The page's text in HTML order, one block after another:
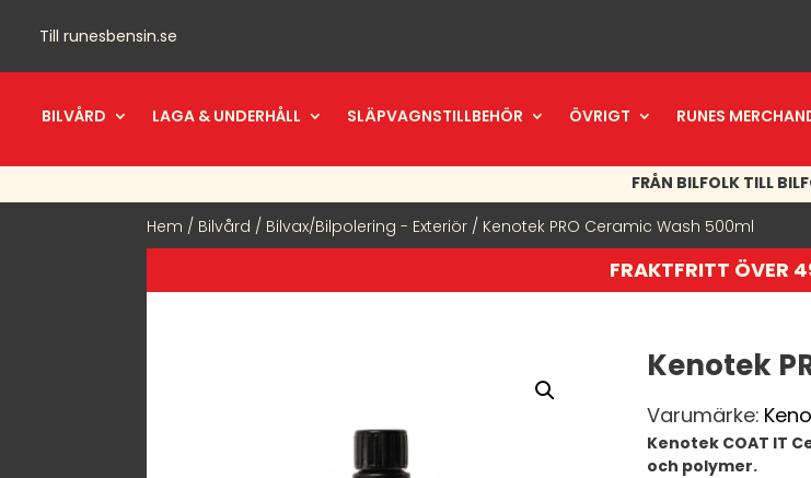
Till runesbensin.se
BILVÅRD LAGA & UNDERHÅLL SLÄPVAGNSTILLBEHÖR ÖVRIGT RUNES
FRÅN BILFOLK TILL
Hem / Bilvård / Bilvax/Bilpolering - Exteriör / Kenotek PRO Ceramic Wash 500ml
FRAKTFRITT ÖVER
Kenotek
Varumärke:
Kenotek COAT IT
och polymer.